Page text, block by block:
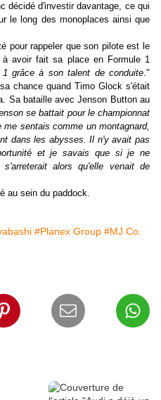
décidé d'investir davantage, ce qui
le long des monoplaces ainsi que
pour rappeler que son pilote est le
à avoir fait sa place en Formule 1
grâce à son talent de conduite."
chance quand Timo Glock s'était
Sa bataille avec Jenson Button au
se battait pour le championnat
sentais comme un montagnard,
dans les abysses. Il n'y avait pas
et je savais que si je ne
alors qu'elle venait de
au sein du paddock.
#Planex Group #MJ Co.